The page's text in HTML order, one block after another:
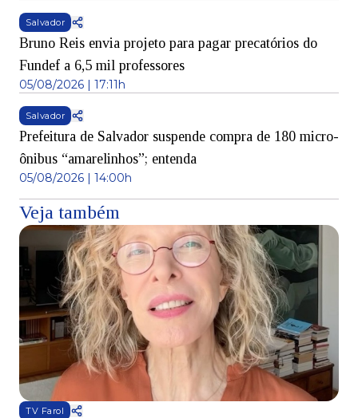
Salvador
Bruno Reis envia projeto para pagar precatórios do
Fundef a 6,5 mil professores
05/08/2026 | 17:11h
Salvador
Prefeitura de Salvador suspende compra de 180 micro-
ônibus “amarelinhos”; entenda
05/08/2026 | 14:00h
Veja também
TV Farol